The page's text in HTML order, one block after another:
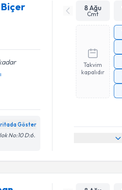
Göster
No:10 D:6.
8 Ağu
Cmt
Takvim
kapalıdır